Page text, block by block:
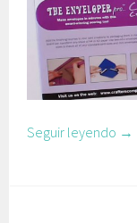
Seguir leyendo →